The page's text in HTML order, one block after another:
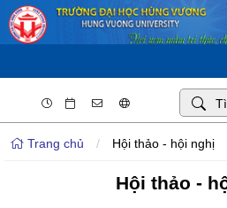
Trang chủ / Hội thảo - hội nghị
Hội thảo -